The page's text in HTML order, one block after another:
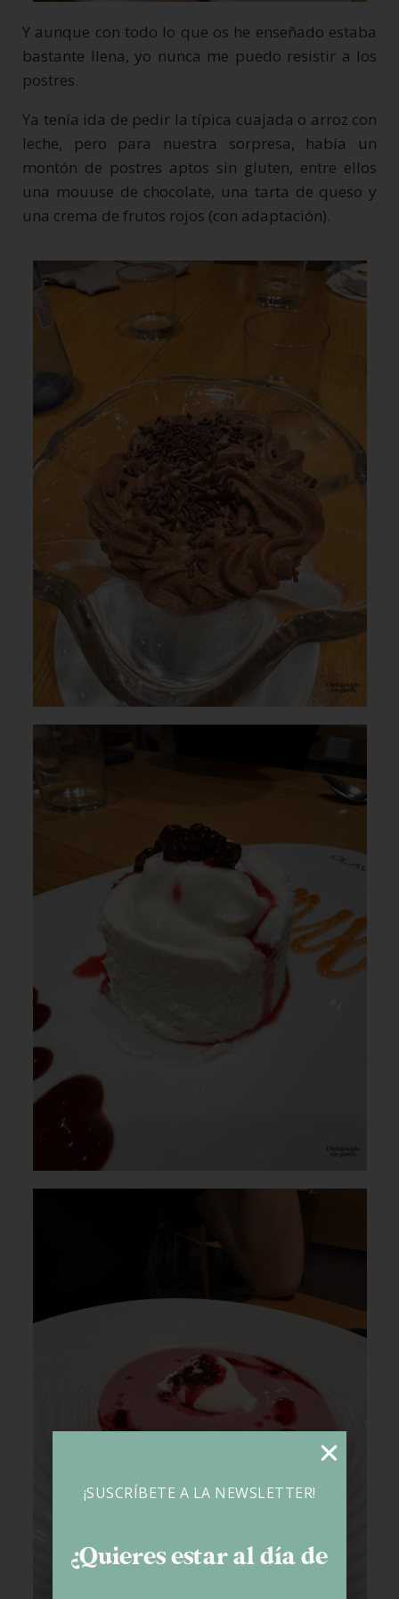
Y aunque con todo lo que os he enseñado estaba
bastante llena, yo nunca me puedo resistir a los
postres.
Ya tenía ida de pedir la típica cuajada o arroz con
leche, pero para nuestra sorpresa, había un
montón de postres aptos sin gluten, entre ellos
una mouuse de chocolate, una tarta de queso y
una crema de frutos rojos (con adaptación).
¡SUSCRÍBETE A LA NEWSLETTER!
¿Quieres estar al día de